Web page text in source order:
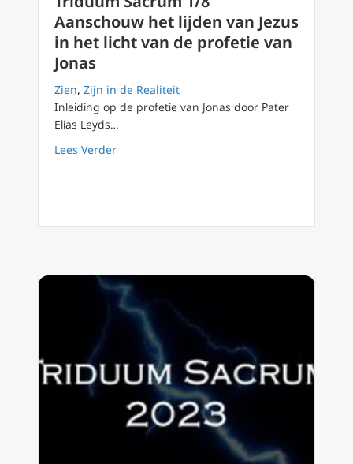
Aanschouw het lijden van Jezus
in het licht van de profetie van
Jonas
Zien, Zijn in de Realiteit
Inleiding op de profetie van Jonas door Pater
Elias Leyds…
Lees Verderabout Triduum Sacrum 1/8 Aanschouw het